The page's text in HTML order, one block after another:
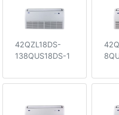
42QZL18DS-
138QUS18DS-1